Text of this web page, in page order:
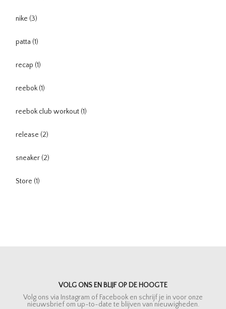
nike (3)
patta (1)
recap (1)
reebok (1)
reebok club workout (1)
release (2)
sneaker (2)
Store (1)
VOLG ONS EN BLIJF OP DE HOOGTE
Volg ons via Instagram of Facebook en schrijf je in voor onze
nieuwsbrief om up-to-date te blijven van nieuwigheden.